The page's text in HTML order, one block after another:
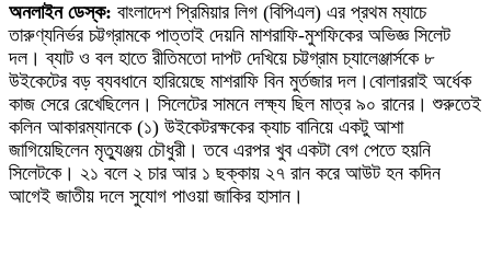
অনলাইন ডেস্ক: বাংলাদেশ প্রিমিয়ার লিগ (বিপিএল) এর প্রথম ম্যাচে
তারুণ্যনির্ভর চট্টগ্রামকে পাত্তাই দেয়নি মাশরাফি-মুশফিকের অভিজ্ঞ সিলেট
দল। ব্যাট ও বল হাতে রীতিমতো দাপট দেখিয়ে চট্টগ্রাম চ্যালেঞ্জার্সকে ৮
উইকেটের বড় ব্যবধানে হারিয়েছে মাশরাফি বিন মুর্তজার দল।বোলাররাই অর্ধেক
কাজ সেরে রেখেছিলেন। সিলেটের সামনে লক্ষ্য ছিল মাত্র ৯০ রানের। শুরুতেই
কলিন আকারম্যানকে (১) উইকেটরক্ষকের ক্যাচ বানিয়ে একটু আশা
জাগিয়েছিলেন মৃত্যুঞ্জয় চৌধুরী। তবে এরপর খুব একটা বেগ পেতে হয়নি
সিলেটকে। ২১ বলে ২ চার আর ১ ছক্কায় ২৭ রান করে আউট হন কদিন
আগেই জাতীয় দলে সুযোগ পাওয়া জাকির হাসান।